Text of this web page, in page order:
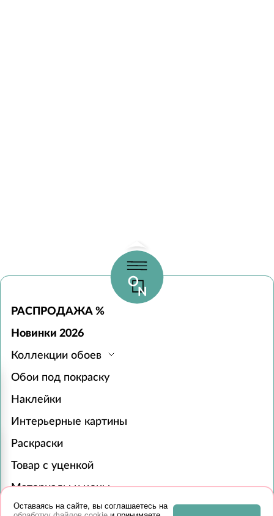
РАСПРОДАЖА %
Новинки 2026
Коллекции обоев
Обои под покраску
Наклейки
Интерьерные картины
Раскраски
Товар с уценкой
Материалы и цены
Для бизнеса
Оставаясь на сайте, вы соглашаетесь на